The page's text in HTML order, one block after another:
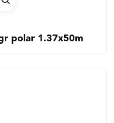
polar 1.37x50m